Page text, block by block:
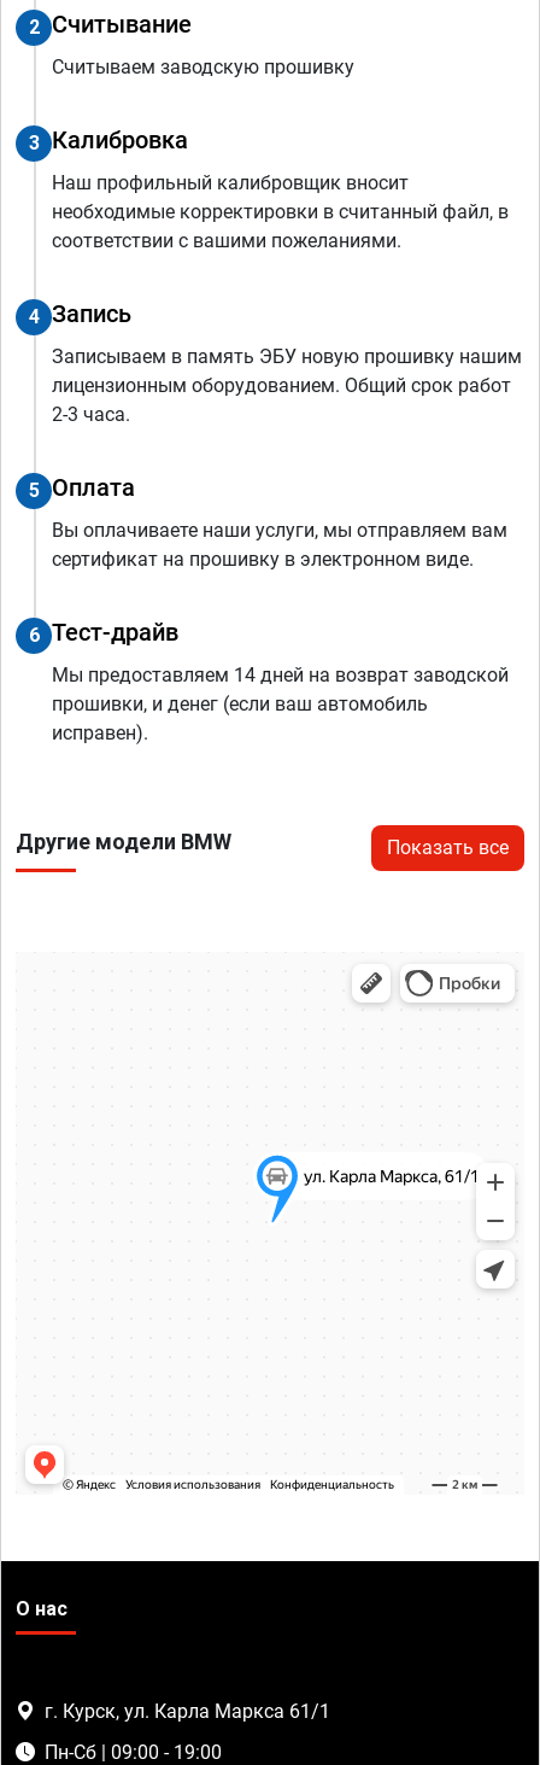
2 Считывание
Считываем заводскую прошивку
3 Калибровка
Наш профильный калибровщик вносит
необходимые корректировки в считанный файл, в
соответствии с вашими пожеланиями.
4 Запись
Записываем в память ЭБУ новую прошивку нашим
лицензионным оборудованием. Общий срок работ
2-3 часа.
5 Оплата
Вы оплачиваете наши услуги, мы отправляем вам
сертификат на прошивку в электронном виде.
6 Тест-драйв
Мы предоставляем 14 дней на возврат заводской
прошивки, и денег (если ваш автомобиль
исправен).
Другие модели BMW Показать все
О нас
г. Курск, ул. Карла Маркса 61/1
Пн-Сб | 09:00 - 19:00